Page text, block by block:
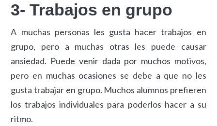
3- Trabajos en grupo
A muchas personas les gusta hacer trabajos en
grupo, pero a muchas otras les puede causar
ansiedad. Puede venir dada por muchos motivos,
pero en muchas ocasiones se debe a que no les
gusta trabajar en grupo. Muchos alumnos prefieren
los trabajos individuales para poderlos hacer a su
ritmo.